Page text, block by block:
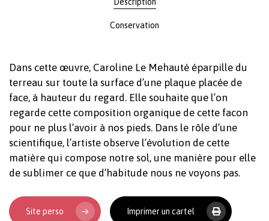
Votre panier est vide.
Revenir à l'Artotek
Description
Conservation
Dans cette œuvre, Caroline Le Mehauté éparpille du
terreau sur toute la surface d’une plaque placée de
face, à hauteur du regard. Elle souhaite que l’on
regarde cette composition organique de cette facon
pour ne plus l’avoir à nos pieds. Dans le rôle d’une
scientifique, l’artiste observe l’évolution de cette
matière qui compose notre sol, une manière pour elle
de sublimer ce que d’habitude nous ne voyons pas.
Site perso Imprimer un cartel